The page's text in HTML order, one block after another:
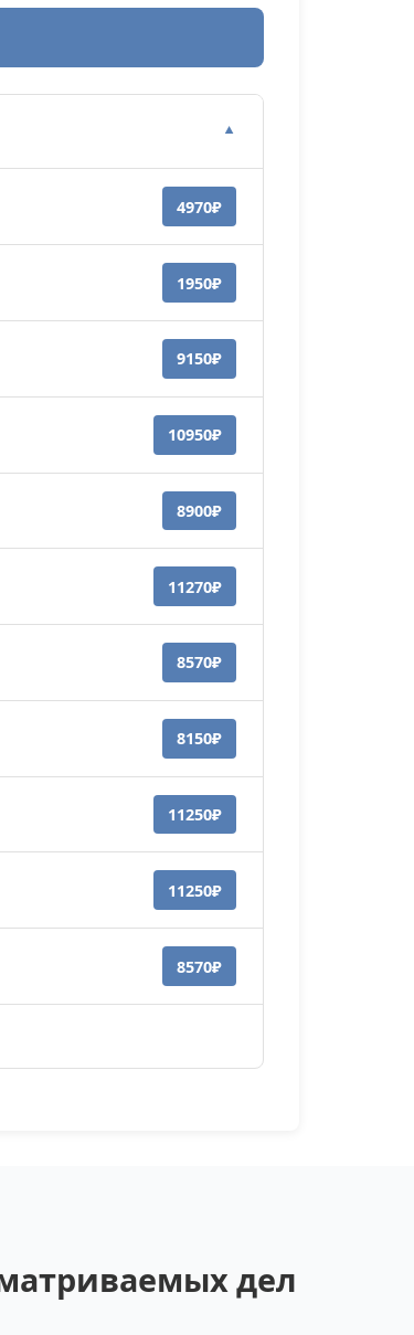
▼
4970₽
1950₽
9150₽
10950₽
8900₽
11270₽
8570₽
8150₽
11250₽
11250₽
8570₽
дел